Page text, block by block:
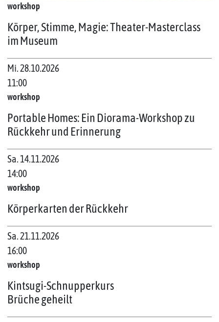
workshop
Körper, Stimme, Magie: Theater-Masterclass
im Museum
Mi. 28.10.2026
11:00
workshop
Portable Homes: Ein Diorama-Workshop zu
Rückkehr und Erinnerung
Sa. 14.11.2026
14:00
workshop
Körperkarten der Rückkehr
Sa. 21.11.2026
16:00
workshop
Kintsugi-Schnupperkurs
Brüche geheilt